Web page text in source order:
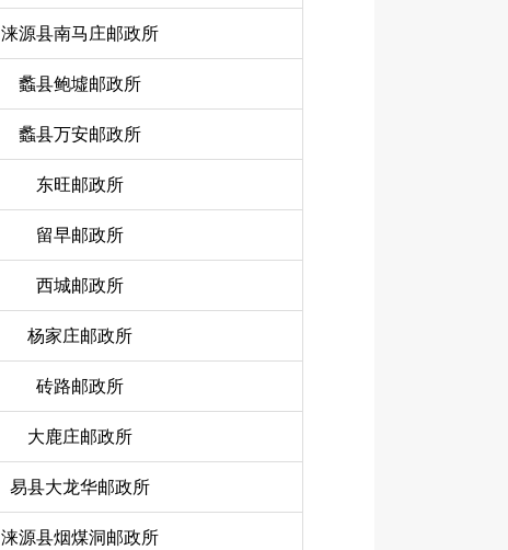
涞源县南马庄邮政所
蠡县鲍墟邮政所
蠡县万安邮政所
东旺邮政所
留早邮政所
西城邮政所
杨家庄邮政所
砖路邮政所
大鹿庄邮政所
易县大龙华邮政所
涞源县烟煤洞邮政所